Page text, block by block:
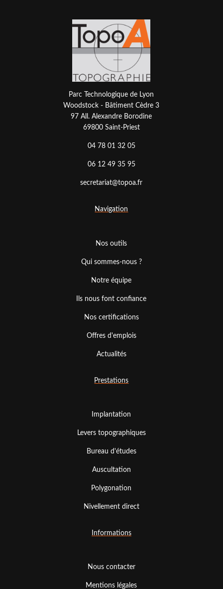
Parc Technologique de Lyon
Woodstock - Bâtiment Cèdre 3
97 All. Alexandre Borodine
69800 Saint-Priest
04 78 01 32 05
06 12 49 35 95
secretariat@topoa.fr
Navigation
Nos outils
Qui sommes-nous ?
Notre équipe
Ils nous font confiance
Nos certifications
Offres d'emplois
Actualités
Prestations
Implantation
Levers topographiques
Bureau d'études
Auscultation
Polygonation
Nivellement direct
Informations
Nous contacter
Mentions légales